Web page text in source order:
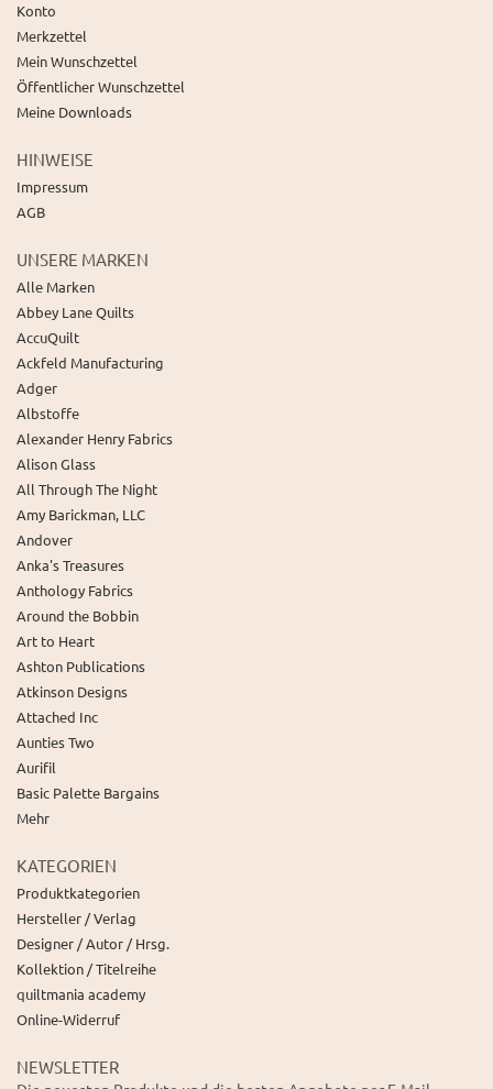
Konto
Merkzettel
Mein Wunschzettel
Öffentlicher Wunschzettel
Meine Downloads
HINWEISE
Impressum
AGB
UNSERE MARKEN
Alle Marken
Abbey Lane Quilts
AccuQuilt
Ackfeld Manufacturing
Adger
Albstoffe
Alexander Henry Fabrics
Alison Glass
All Through The Night
Amy Barickman, LLC
Andover
Anka's Treasures
Anthology Fabrics
Around the Bobbin
Art to Heart
Ashton Publications
Atkinson Designs
Attached Inc
Aunties Two
Aurifil
Basic Palette Bargains
Mehr
KATEGORIEN
Produktkategorien
Hersteller / Verlag
Designer / Autor / Hrsg.
Kollektion / Titelreihe
quiltmania academy
Online-Widerruf
NEWSLETTER